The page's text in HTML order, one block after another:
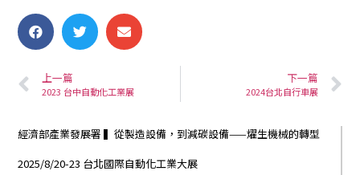
經濟部產業發展署 ▍從製造設備，到減碳設備——燿生機械的轉型
2025/8/20-23 台北國際自動化工業大展
上一篇
2023 台中自動化工業展
下一篇
2024台北自行車展